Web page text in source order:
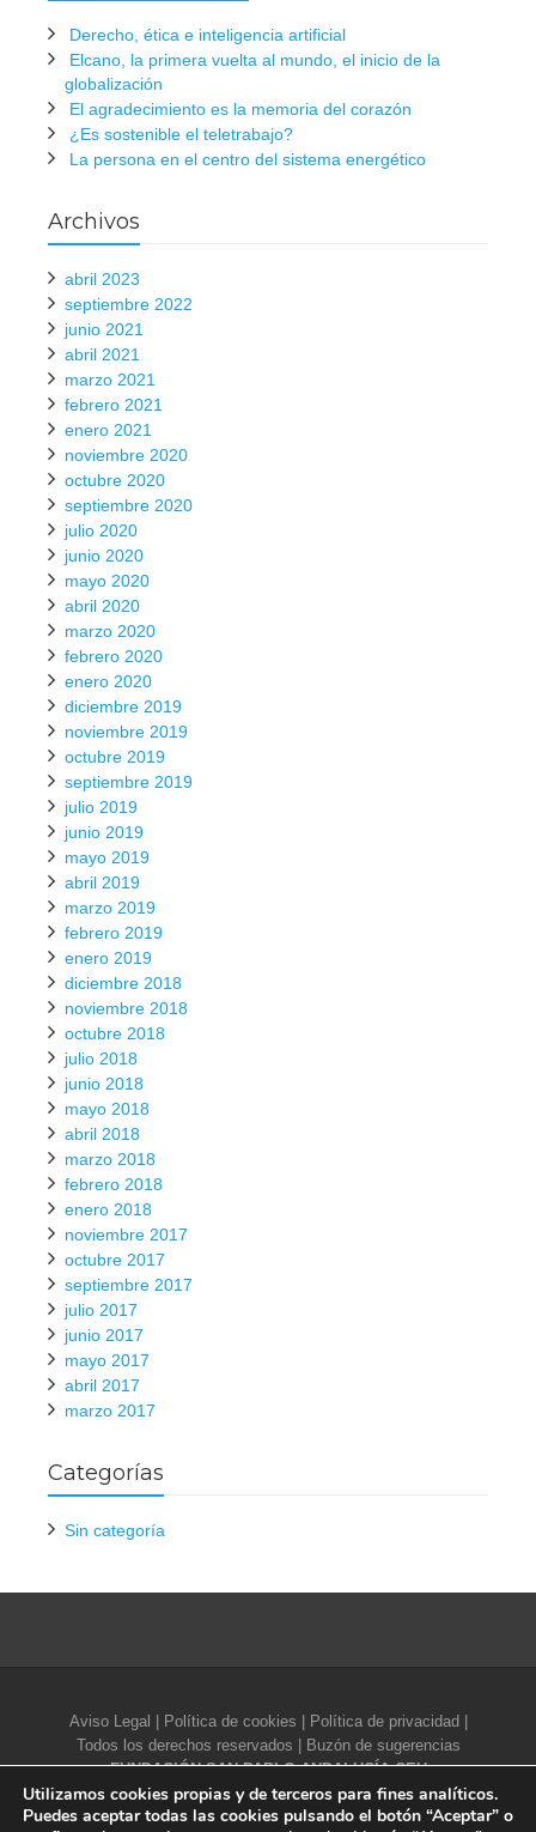
Derecho, ética e inteligencia artificial
Elcano, la primera vuelta al mundo, el inicio de la
globalización
El agradecimiento es la memoria del corazón
¿Es sostenible el teletrabajo?
La persona en el centro del sistema energético
Archivos
abril 2023
septiembre 2022
junio 2021
abril 2021
marzo 2021
febrero 2021
enero 2021
noviembre 2020
octubre 2020
septiembre 2020
julio 2020
junio 2020
mayo 2020
abril 2020
marzo 2020
febrero 2020
enero 2020
diciembre 2019
noviembre 2019
octubre 2019
septiembre 2019
julio 2019
junio 2019
mayo 2019
abril 2019
marzo 2019
febrero 2019
enero 2019
diciembre 2018
noviembre 2018
octubre 2018
julio 2018
junio 2018
mayo 2018
abril 2018
marzo 2018
febrero 2018
enero 2018
noviembre 2017
octubre 2017
septiembre 2017
julio 2017
junio 2017
mayo 2017
abril 2017
marzo 2017
Categorías
Sin categoría
Aviso Legal Política de cookies Política de privacidad
Todos los derechos reservados |
Buzón de sugerencias
FUNDACIÓN SAN PABLO ANDALUCÍA CEU
Campus Universitario CEU Andalucía. Glorieta de Ángel
Herrera Oria, s/n - 41930 Bormujos (Sevilla, España)
Utilizamos cookies propias y de terceros para fines analíticos.
Puedes aceptar todas las cookies pulsando el botón “Aceptar” o